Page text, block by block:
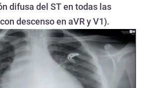
difusa del ST en todas las
descenso en aVR y V1).